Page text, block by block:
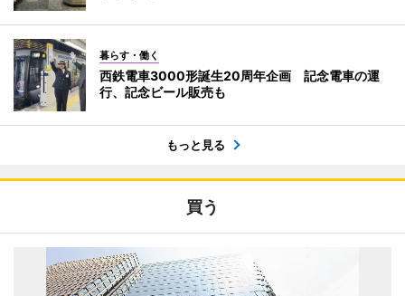
暮らす・働く
西鉄電車3000形誕生20周年企画 記念電車の運
行、記念ビール販売も
もっと見る
買う